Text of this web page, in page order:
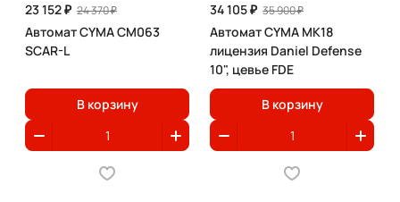
23 152 ₽ 24 370 ₽
Автомат CYMA CM063
SCAR-L
В корзину
34 105 ₽ 35 900 ₽
Автомат CYMA MK18
лицензия Daniel Defense
10", цевье FDE
В корзину